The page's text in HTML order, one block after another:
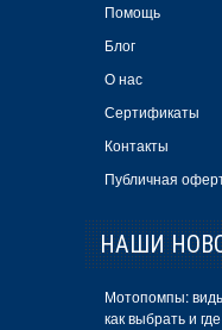
Помощь
Блог
О нас
Сертификаты
Контакты
Публичная
НАШИ
Мотопомпы:
как выбрать и